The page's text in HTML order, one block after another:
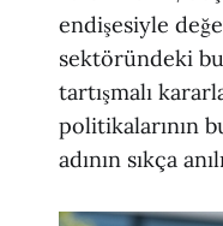
endişesiyle
sektöründeki
tartışmalı
politikalarının
adının sıkça